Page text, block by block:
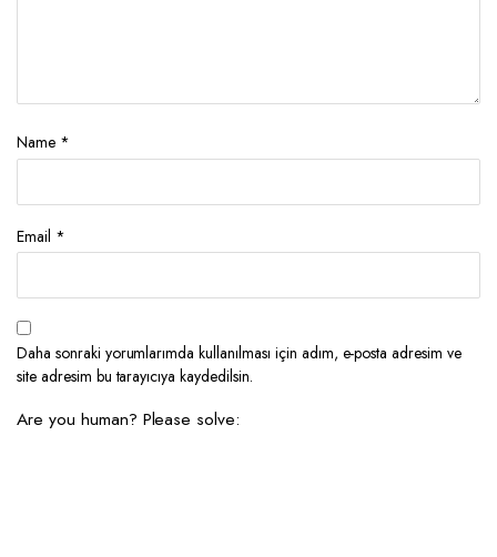
Name *
Email *
Daha sonraki yorumlarımda kullanılması için adım, e-posta adresim ve
site adresim bu tarayıcıya kaydedilsin.
Are you human? Please solve: